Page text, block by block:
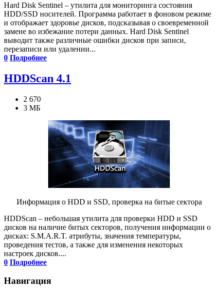
Hard Disk Sentinel – утилита для мониторинга состояния
HDD/SSD носителей. Программа работает в фоновом режиме
и отображает здоровье дисков, подсказывая о своевременной
замене во избежание потери данных. Hard Disk Sentinel
выводит также различные ошибки дисков при записи,
перезаписи или удалении...
0 Подробнее
HDDScan 4.1
2 670
3 МБ
Информация о HDD и SSD, проверка на битые сектора
HDDScan – небольшая утилита для проверки HDD и SSD
дисков на наличие битых секторов, получения информации о
дисках: S.M.A.R.T. атрибуты, значения температуры,
проведения тестов, а также для изменения некоторых
настроек дисков....
0 Подробнее
Навигация